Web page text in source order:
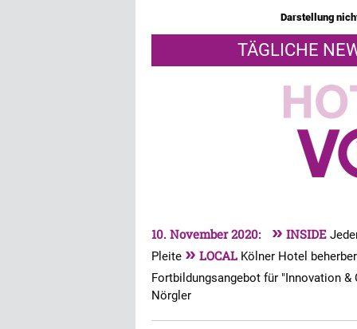
Darstellung
TÄGLICHE
10. November 2020: » INSIDE
Pleite » LOCAL Kölner Hotel
Fortbildungsangebot für "Innovation &
Nörgler